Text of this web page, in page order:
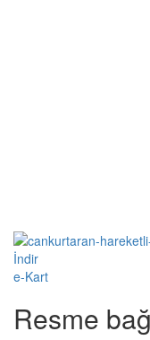
İndir
e-Kart
Resme